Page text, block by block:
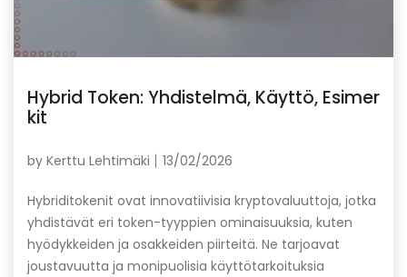
Hybrid Token: Yhdistelmä, Käyttö, Esimer
kit
by Kerttu Lehtimäki 13/02/2026
Hybriditokenit ovat innovatiivisia kryptovaluuttoja, jotka
yhdistävät eri token-tyyppien ominaisuuksia, kuten
hyödykkeiden ja osakkeiden piirteitä. Ne tarjoavat
joustavuutta ja monipuolisia käyttötarkoituksia